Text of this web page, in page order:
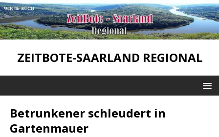
ZEITBOTE-SAARLAND REGIONAL
Betrunkener schleudert in
Gartenmauer